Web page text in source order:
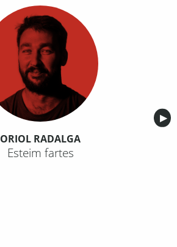
▶︎
ORIOL RADALGA
Esteim fartes